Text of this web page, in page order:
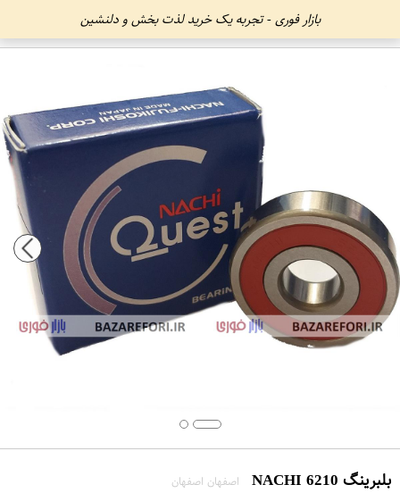
بازار فوری - تجربه یک خرید لذت بخش و دلنشین
بلبرینگ 6210 NACHI اصفهان اصفهان